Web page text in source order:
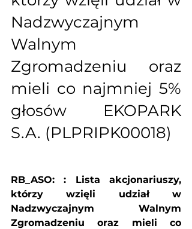
Nadzwyczajnym
Walnym
Zgromadzeniu oraz
mieli co najmniej 5%
głosów EKOPARK
S.A. (PLPRIPK00018)
RB_ASO: : Lista akcjonariuszy,
którzy wzięli udział w
Nadzwyczajnym Walnym
Zgromadzeniu oraz mieli co